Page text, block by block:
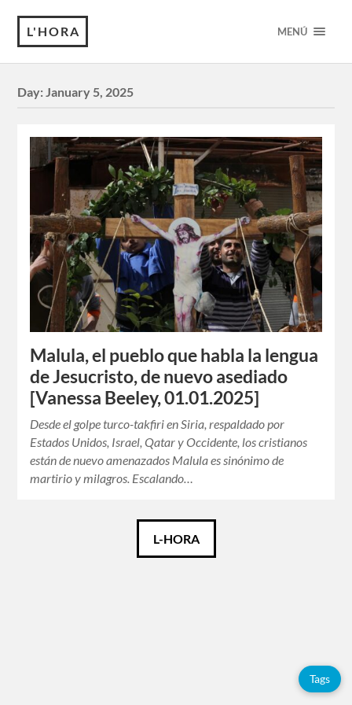
L'HORA MENÚ
Day:January 5, 2025
Malula, el pueblo que habla la lengua
de Jesucristo, de nuevo asediado
[Vanessa Beeley, 01.01.2025]
Desde el golpe turco-takfiri en Siria, respaldado por
Estados Unidos, Israel, Qatar y Occidente, los cristianos
están de nuevo amenazados Malula es sinónimo de
martirio y milagros. Escalando…
L-HORA
Tags